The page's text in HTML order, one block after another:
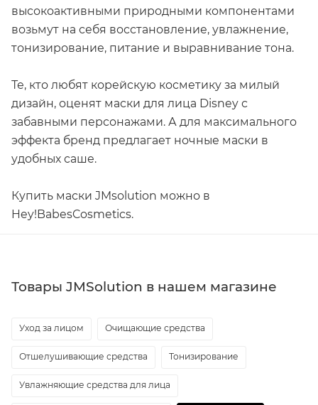
высокоактивными природными компонентами
возьмут на себя восстановление, увлажнение,
тонизирование, питание и выравнивание тона.
Те, кто любят корейскую косметику за милый
дизайн, оценят маски для лица Disney с
забавными персонажами. А для максимального
эффекта бренд предлагает ночные маски в
удобных саше.
Купить маски JMsolution можно в
Hey!BabesCosmetics.
Товары JMSolution в нашем магазине
Уход за лицом Очищающие средства
Отшелушивающие средства Тонизирование
Увлажняющие средства для лица